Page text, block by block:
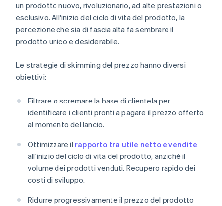
un prodotto nuovo, rivoluzionario, ad alte prestazioni o
esclusivo. All'inizio del ciclo di vita del prodotto, la
percezione che sia di fascia alta fa sembrare il
prodotto unico e desiderabile.
Le strategie di skimming del prezzo hanno diversi
obiettivi:
Filtrare o scremare la base di clientela per
identificare i clienti pronti a pagare il prezzo offerto
al momento del lancio.
Ottimizzare il rapporto tra utile netto e vendite
all'inizio del ciclo di vita del prodotto, anziché il
volume dei prodotti venduti. Recupero rapido dei
costi di sviluppo.
Ridurre progressivamente il prezzo del prodotto